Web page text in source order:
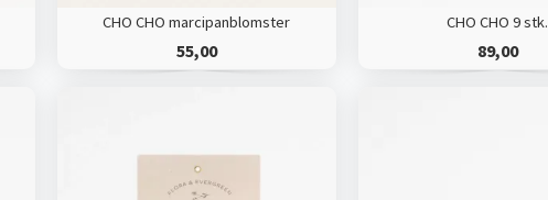
CHO CHO marcipanblomster
55,00
CHO CHO 9 stk.
89,00